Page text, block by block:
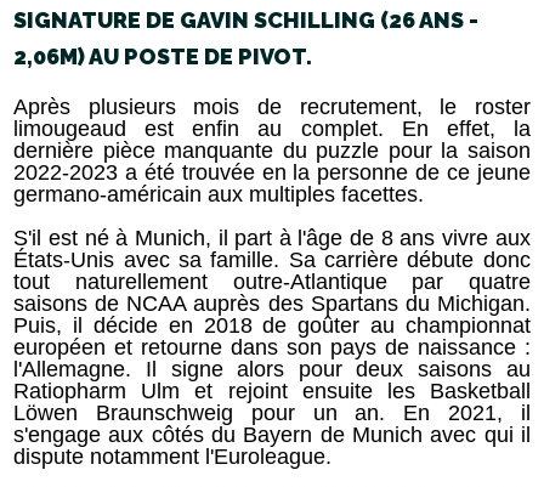
SIGNATURE DE GAVIN SCHILLING (26 ANS -
2,06M) AU POSTE DE PIVOT.
Après plusieurs mois de recrutement, le roster
limougeaud est enfin au complet. En effet, la
dernière pièce manquante du puzzle pour la saison
2022-2023 a été trouvée en la personne de ce jeune
germano-américain aux multiples facettes.
S'il est né à Munich, il part à l'âge de 8 ans vivre aux
États-Unis avec sa famille. Sa carrière débute donc
tout naturellement outre-Atlantique par quatre
saisons de NCAA auprès des Spartans du Michigan.
Puis, il décide en 2018 de goûter au championnat
européen et retourne dans son pays de naissance :
l'Allemagne. Il signe alors pour deux saisons au
Ratiopharm Ulm et rejoint ensuite les Basketball
Löwen Braunschweig pour un an. En 2021, il
s'engage aux côtés du Bayern de Munich avec qui il
dispute notamment l'Euroleague.